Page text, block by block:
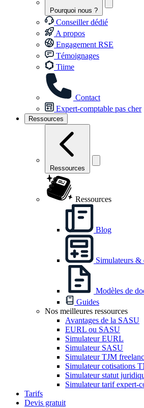
Pourquoi nous ?
Conseiller dédié
A propos
Engagement RSE
Témoignages
Tiime
Contact
Expert-comptable pas cher
Ressources
Ressources
Ressources
Blog
Simulateurs &
Modèles de
Guides
Nos meilleures ressources
Avantages de la SASU
EURL ou SASU
Simulateur EURL
Simulateur SASU
Simulateur TJM
Simulateur cotisations
Simulateur statut
Simulateur tarif expert-
Tarifs
Devis gratuit